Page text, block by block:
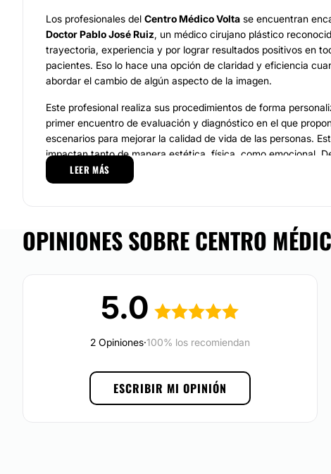
Los profesionales del Centro Médico Volta se encuentran
Doctor Pablo José Ruiz, un médico cirujano plástico
trayectoria, experiencia y por lograr resultados positivos en
pacientes. Eso lo hace una opción de claridad y eficiencia
abordar el cambio de algún aspecto de la imagen.
Este profesional realiza sus procedimientos de forma
primer encuentro de evaluación y diagnóstico en el que
escenarios para mejorar la calidad de vida de las personas.
impactan tanto de manera estética, física, como emocional.
de desarrollar estos procedimientos de la mano de un
como el Doctor Pablo José Ruiz.
que demuestra su vasta trayectoria de trabajo en Argentina y
acompañan un equipo de profesionales altamente capacitados
dermolipectomía, la cirugía endoscópica, la cirugía
faciales e hilos tensores y la medicina láser
Localización.
Centro Médico Voltase encuentra enBelgrano
LEER MÁS
OPINIONES SOBRE CENTRO
5.0
2 Opiniones·100% los recomiendan
ESCRIBIR MI OPINIÓN